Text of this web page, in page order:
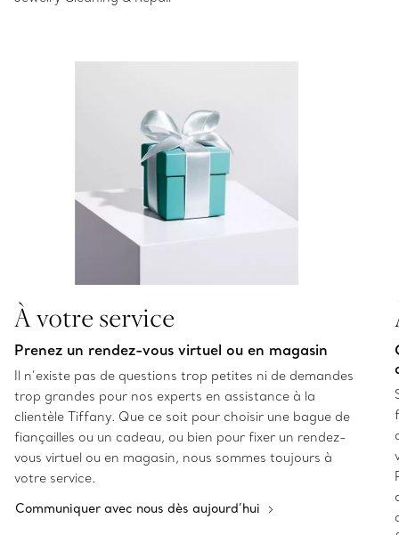
À votre service
Prenez un rendez-vous virtuel ou en magasin
Il n’existe pas de questions trop petites ni de demandes
trop grandes pour nos experts en assistance à la
clientèle Tiffany. Que ce soit pour choisir une bague de
fiançailles ou un cadeau, ou bien pour fixer un rendez-
vous virtuel ou en magasin, nous sommes toujours à
votre service.
Communiquer avec nous dès aujourd’hui